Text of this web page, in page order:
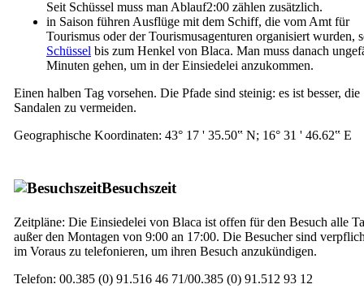
Seit Schüssel muss man Ablauf2:00 zählen zusätzlich.
in Saison führen Ausflüge mit dem Schiff, die vom Amt für
Tourismus oder der Tourismusagenturen organisiert wurden,
Schüssel bis zum Henkel von Blaca. Man muss danach
Minuten gehen, um in der Einsiedelei anzukommen.
Einen halben Tag vorsehen. Die Pfade sind steinig: es ist besser, die
Sandalen zu vermeiden.
Geographische Koordinaten: 43° 17 ' 35.50‟ N; 16° 31 ' 46.62‟ E
Besuchszeit
Zeitpläne: Die Einsiedelei von Blaca ist offen für den Besuch alle
außer den Montagen von 9:00 an 17:00. Die Besucher sind
im Voraus zu telefonieren, um ihren Besuch anzukündigen.
Telefon: 00.385 (0) 91.516 46 71/00.385 (0) 91.512 93 12